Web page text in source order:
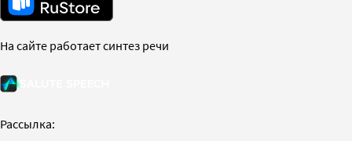
На сайте работает синтез речи
Рассылка: